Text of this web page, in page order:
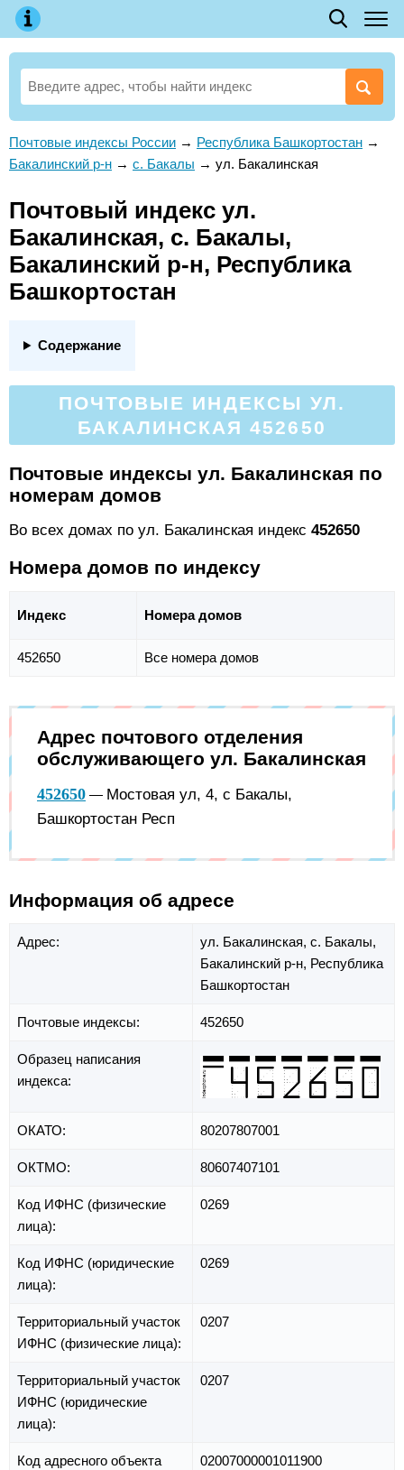
Почтовые индексы России → Республика Башкортостан →
Бакалинский р-н → с. Бакалы → ул. Бакалинская
Почтовый индекс ул.
Бакалинская, с. Бакалы,
Бакалинский р-н, Республика
Башкортостан
Содержание
ПОЧТОВЫЕ ИНДЕКСЫ УЛ.
БАКАЛИНСКАЯ 452650
Почтовые индексы ул. Бакалинская по
номерам домов
Во всех домах по ул. Бакалинская индекс 452650
Номера домов по индексу
Индекс Номера домов
452650 Все номера домов
Адрес почтового отделения
обслуживающего ул. Бакалинская
452650 — Мостовая ул, 4, с Бакалы,
Башкортостан Респ
Информация об адресе
Адрес: ул. Бакалинская, с. Бакалы,
Бакалинский р-н, Республика
Башкортостан
Почтовые индексы: 452650
Образец написания
индекса:
ОКАТО: 80207807001
ОКТМО: 80607407101
Код ИФНС (физические
лица):
0269
Код ИФНС (юридические
лица):
0269
Территориальный участок
ИФНС (физические лица):
0207
Территориальный участок
ИФНС (юридические
лица):
0207
Код адресного объекта
02007000001011900